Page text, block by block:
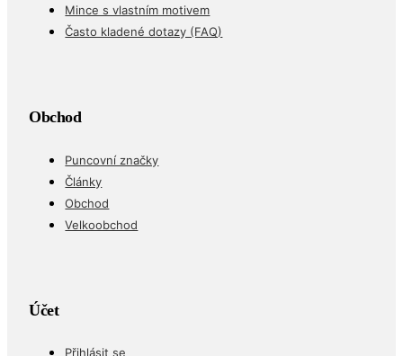
Mince s vlastním motivem
Často kladené dotazy (FAQ)
Obchod
Puncovní značky
Články
Obchod
Velkoobchod
Účet
Přihlásit se